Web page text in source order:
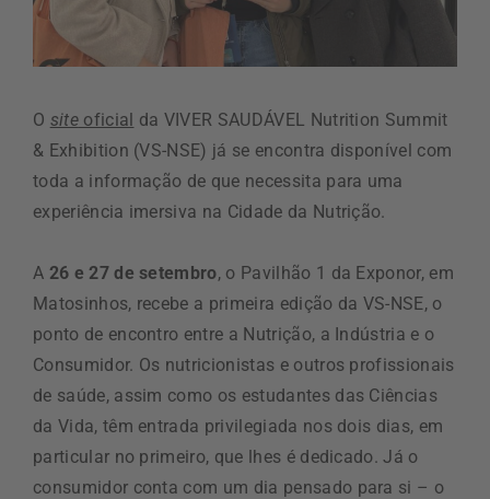
O siteoficial da VIVER SAUDÁVEL Nutrition Summit
& Exhibition (VS-NSE) já se encontra disponível com
toda a informação de que necessita para uma
experiência imersiva na Cidade da Nutrição.
A 26 e 27 de setembro, o Pavilhão 1 da Exponor, em
Matosinhos, recebe a primeira edição da VS-NSE, o
ponto de encontro entre a Nutrição, a Indústria e o
Consumidor. Os nutricionistas e outros profissionais
de saúde, assim como os estudantes das Ciências
da Vida, têm entrada privilegiada nos dois dias, em
particular no primeiro, que lhes é dedicado. Já o
consumidor conta com um dia pensado para si – o